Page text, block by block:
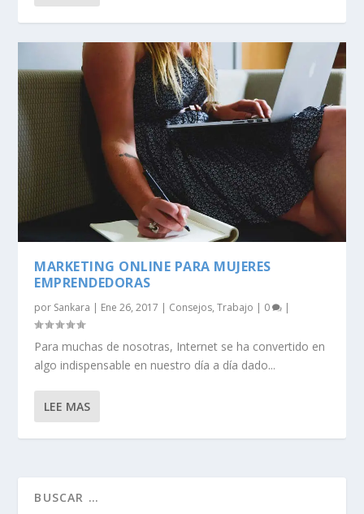
MARKETING ONLINE PARA MUJERES
EMPRENDEDORAS
por Sankara | Ene 26, 2017 | Consejos,Trabajo | 0 |
Para muchas de nosotras, Internet se ha convertido en
algo indispensable en nuestro día a día dado...
LEE MAS